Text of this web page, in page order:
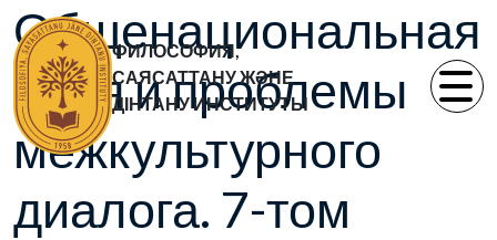
ФИЛОСОФИЯ,
САЯСАТТАНУ ЖӘНЕ
ДІНТАНУ ИНСТИТУТЫ
Общенациональная
идея и проблемы
межкультурного
диалога. 7-том